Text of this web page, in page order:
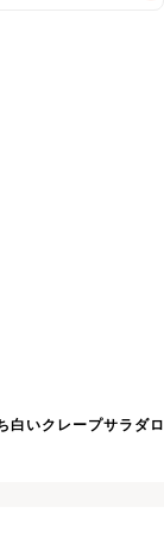
お早めにお召
白いクレープサラダ